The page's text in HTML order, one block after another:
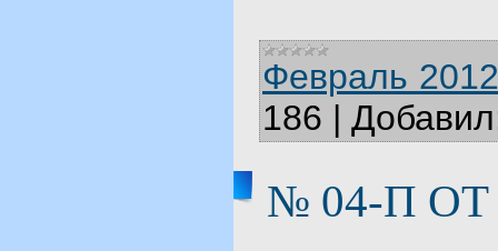
Февраль
186 |
№ 04-П ОТ